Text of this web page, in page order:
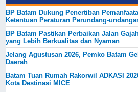
BP Batam Dukung Penertiban
Ketentuan Peraturan Perundang-
BP Batam Pastikan Perbaikan Jalan
yang Lebih Berkualitas dan Nyaman
Jelang Agustusan 2026, Pemko Batam
Daerah
Batam Tuan Rumah Rakorwil ADKASI
Kota Destinasi MICE